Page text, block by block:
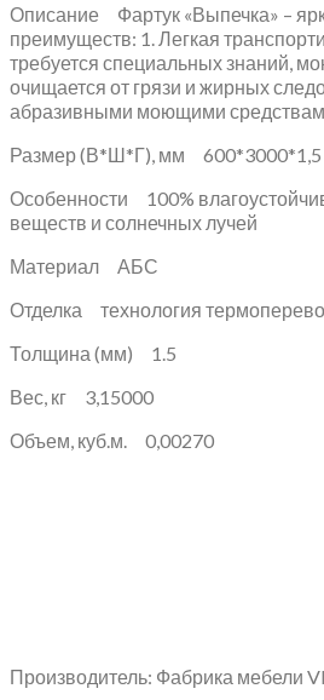
Описание Фартук «Выпечка» –
преимуществ: 1. Легкая
требуется специальных знаний,
очищается от грязи и жирных
абразивными моющими
Размер (В*Ш*Г), мм 600*3000*1,5
Особенности 100%
веществ и солнечных лучей
Материал АБС
Отделка технология
Толщина (мм) 1.5
Вес, кг 3,15000
Объем, куб.м. 0,00270
Производитель: Фабрика мебели